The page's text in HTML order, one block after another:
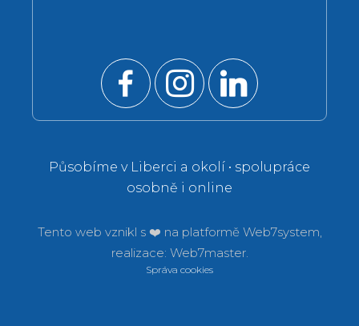
Působíme v Liberci a okolí • spolupráce
osobně i online
Tento web vznikl s ❤️ na platformě Web7system,
realizace: Web7master.
Správa cookies